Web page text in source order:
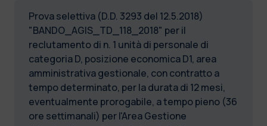
Prova selettiva (D.D. 3293 del 12.5.2018)
"BANDO_AGIS_TD_118_2018" per il
reclutamento di n. 1 unità di personale di
categoria D, posizione economica D1, area
amministrativa gestionale, con contratto a
tempo determinato, per la durata di 12 mesi,
eventualmente prorogabile, a tempo pieno (36
ore settimanali) per l'Area Gestione